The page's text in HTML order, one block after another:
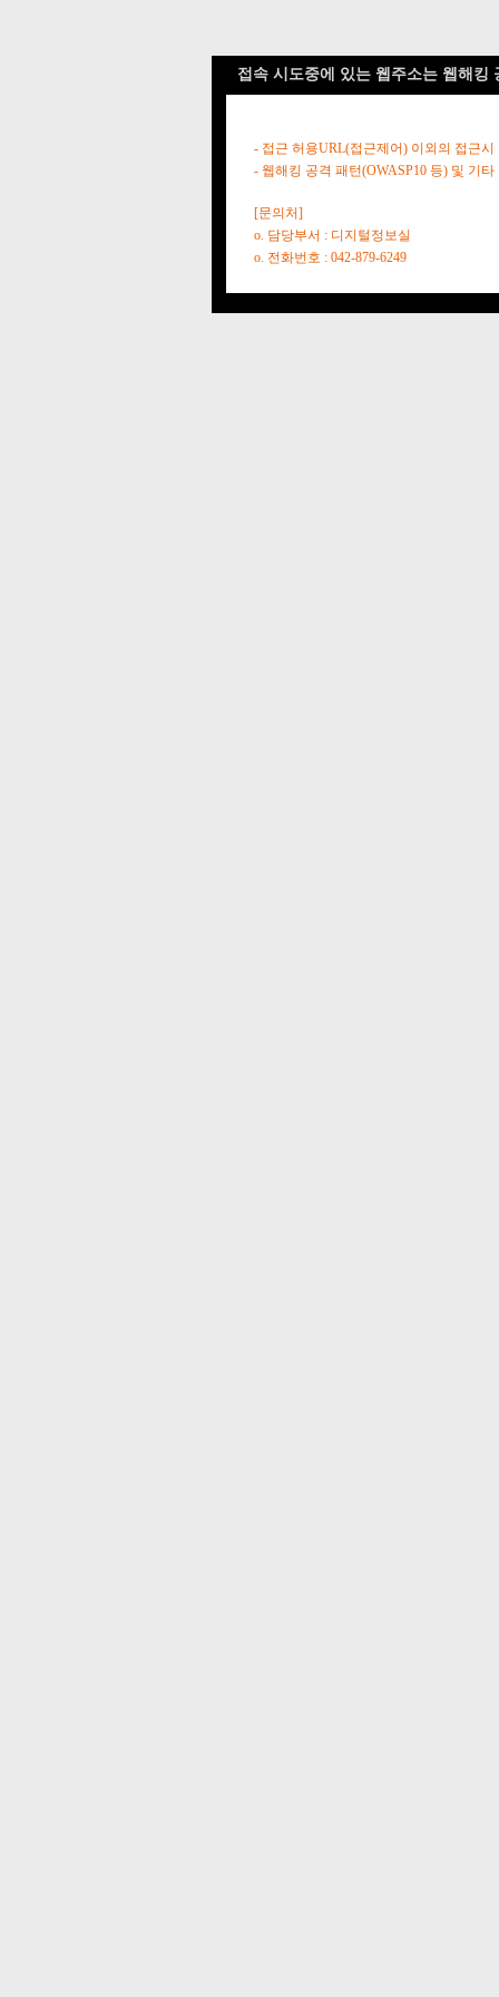
접속 시도중에 있는 웹주소는 웹해킹
- 접근 허용URL(접근제어) 이외의 접근시
- 웹해킹 공격 패턴(OWASP10 등) 및 기
[문의처]
o. 담당부서 : 디지털정보실
o. 전화번호 : 042-879-6249